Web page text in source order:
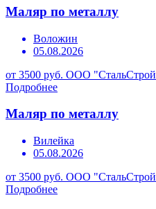
Маляр по металлу
Воложин
05.08.2026
от 3500 руб. ООО
Подробнее
Маляр по металлу
Вилейка
05.08.2026
от 3500 руб. ООО
Подробнее